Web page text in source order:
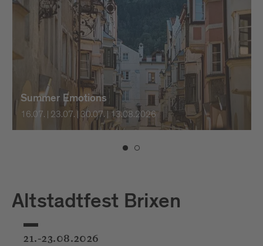
Summer Emotions
16.07. | 23.07. | 30.07. | 13.08.2026
Altstadtfest Brixen
21.-23.08.2026